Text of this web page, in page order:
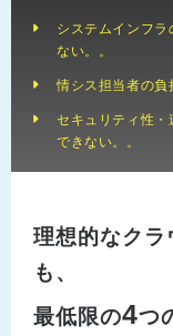
システムインフ
ない。。
情シス担当者の負
セキュリティ性
できない。。
理想的なクラ
も、
最低限の4つ